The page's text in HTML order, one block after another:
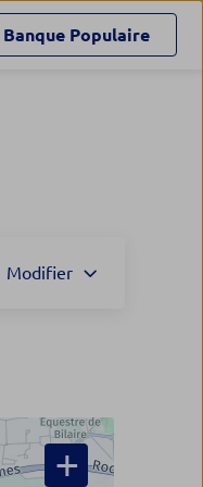
Banque Populaire
Modifier
+